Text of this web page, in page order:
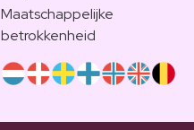
Maatschappelijke
betrokkenheid